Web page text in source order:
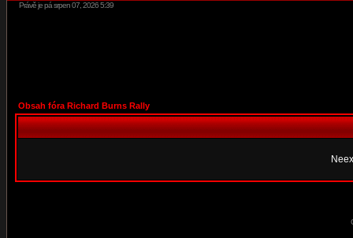
Právě je pá srpen 07, 2026 5:39
Obsah fóra Richard Burns Rally